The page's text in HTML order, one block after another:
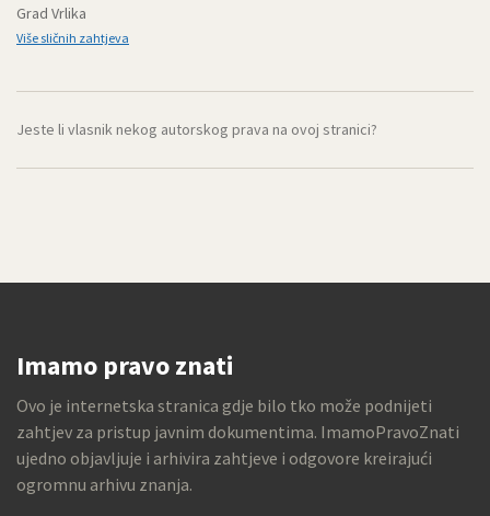
Grad Vrlika
Više sličnih zahtjeva
Jeste li vlasnik nekog autorskog prava na ovoj stranici?
Imamo pravo znati
Ovo je internetska stranica gdje bilo tko može podnijeti
zahtjev za pristup javnim dokumentima. ImamoPravoZnati
ujedno objavljuje i arhivira zahtjeve i odgovore kreirajući
ogromnu arhivu znanja.